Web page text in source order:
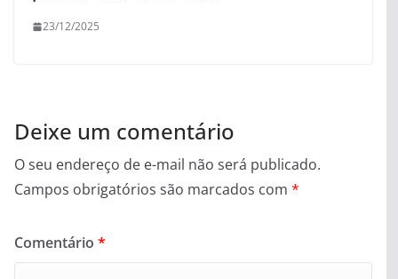
23/12/2025
Deixe um comentário
O seu endereço de e-mail não será publicado.
Campos obrigatórios são marcados com *
Comentário *